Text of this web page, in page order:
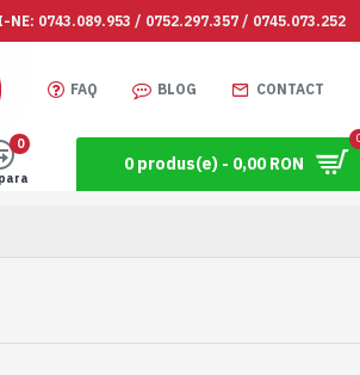
NE: 0743.089.953 / 0752.297.357 / 0745.073.252
FAQ BLOG CONTACT
0
0 produs(e) - 0,00 RON